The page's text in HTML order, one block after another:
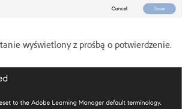
wyświetlony z prośbą o potwierdzenie.